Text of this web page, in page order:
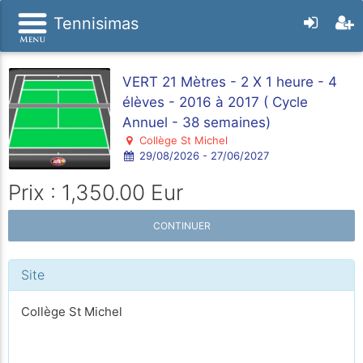
Tennisimas
VERT 21 Mètres - 2 X 1 heure - 4
élèves - 2016 à 2017 ( Cycle
Annuel - 38 semaines)
Collège St Michel
29/08/2026 - 27/06/2027
Prix : 1,350.00 Eur
CONTINUER
Site
Collège St Michel